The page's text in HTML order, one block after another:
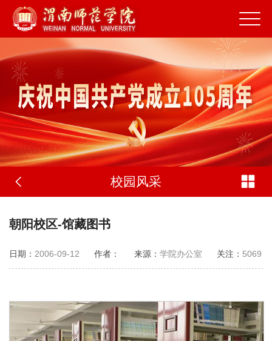
校园风采
朝阳校区-馆藏图书
日期： 2006-09-12 作者： 来源： 学院办公室 关注： 5069